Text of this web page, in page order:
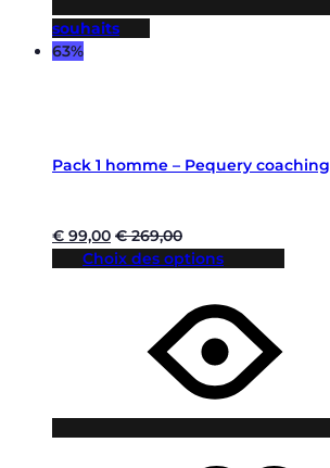
souhaits
63%
Pack 1 homme – Pequery coaching
€ 99,00 €269,00
Choix des options